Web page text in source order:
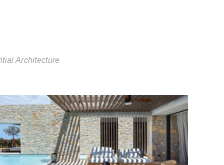
Architecture